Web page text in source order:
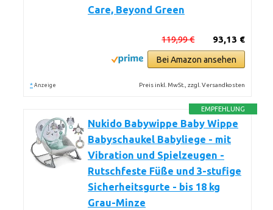
Care, Beyond Green
93,13 €
119,99 €
Bei Amazon ansehen
* Anzeige Preis inkl. MwSt., zzgl. Versandkosten
EMPFEHLUNG
Nukido Babywippe Baby Wippe
Babyschaukel Babyliege - mit
Vibration und Spielzeugen -
Rutschfeste Füße und 3-stufige
Sicherheitsgurte - bis 18 kg
Grau-Minze